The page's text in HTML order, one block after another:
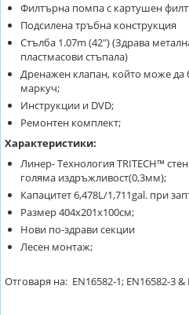
Филтърна помпа с картушен
Подсиленa тръбна конструкция
Стълба 1.07m (42") (Здрава
пластмасови стъпала)
Дренажен клапан, който може да
маркуч;
Инструкции и DVD;
Ремонтен комплект;
Характеристики:
Линер- Технология TRITECH™
голяма издръжливост(0,3мм);
Капацитет 6,478L/1,711gal. при
Размер 404x201x100см;
Нови по-здрави секции
Лесен монтаж;
Отговаря на: EN16582-1; EN16582-3 &